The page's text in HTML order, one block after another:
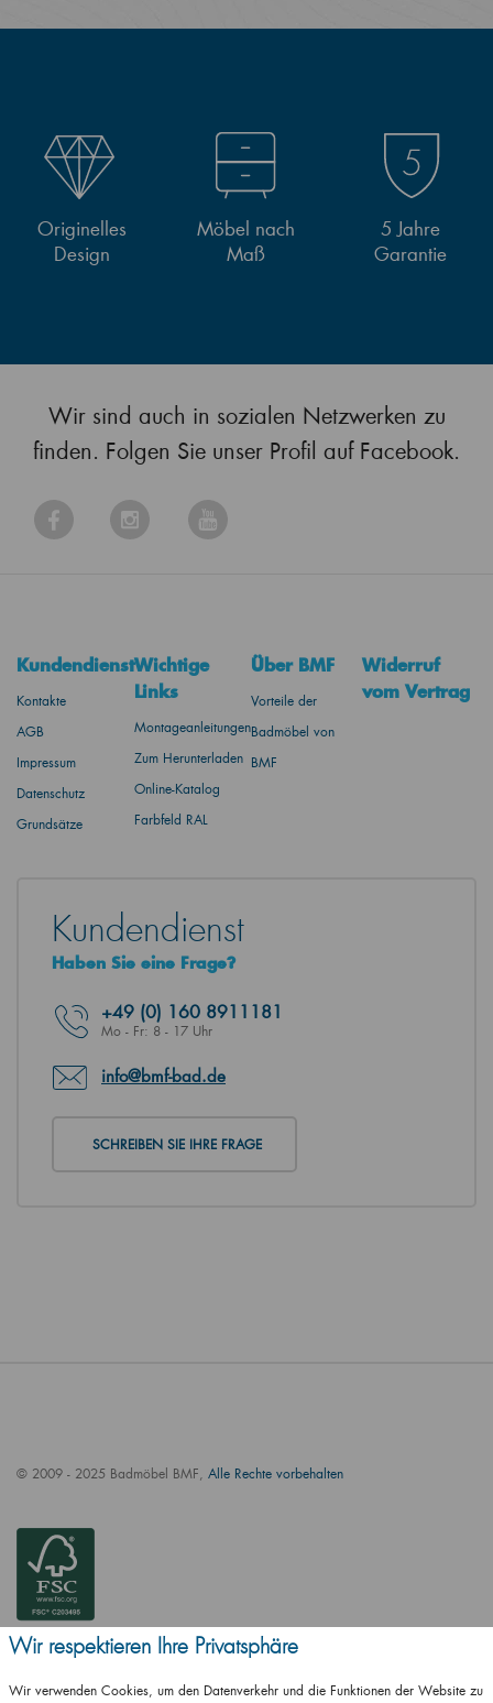
Originelles
Design
Möbel nach
Maß
5 Jahre
Garantie
Wir sind auch in sozialen Netzwerken zu
finden. Folgen Sie unser Profil auf Facebook.
Kundendienst
Kontakte
AGB
Impressum
Datenschutz
Grundsätze
Wichtige
Links
Montageanleitungen
Zum Herunterladen
Online-Katalog
Farbfeld RAL
Über BMF
Vorteile der
Badmöbel von
BMF
Widerruf
vom Vertrag
Kundendienst
Haben Sie eine Frage?
+49 (0) 160 8911181
Mo - Fr: 8 - 17 Uhr
info@bmf-bad.de
SCHREIBEN SIE IHRE FRAGE
© 2009 - 2025 Badmöbel BMF, Alle Rechte vorbehalten
Wir respektieren Ihre Privatsphäre
Wir verwenden Cookies, um den Datenverkehr und die Funktionen der Website zu